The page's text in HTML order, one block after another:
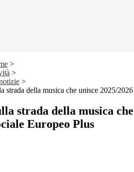
>
>
>
strada della musica che unisce 2025/
strada della musica
Europeo Plus